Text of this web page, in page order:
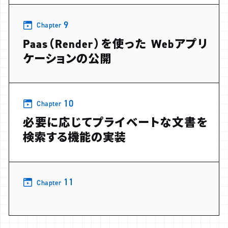
Chapter 9
Paas（Render）を使った Webアプリ
ケーションの公開
Chapter 10
必要に応じてプライベートな文書を
検索する機能の実装
Chapter 11